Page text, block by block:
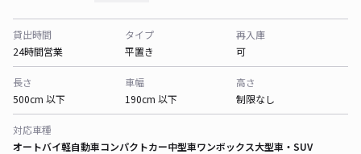
貸出時間
24時間営業
タイプ
平置き
再入庫
可
長さ
500cm 以下
車幅
190cm 以下
高さ
制限なし
対応車種
オートバイ軽自動車コンパクトカー中型車ワンボックス大型車・SUV